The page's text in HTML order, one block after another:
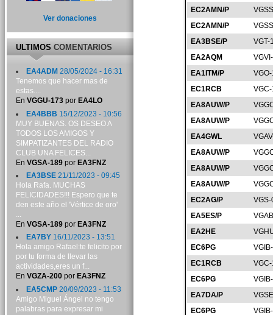
EC2AMN/P
EC2AMN/P
EA3BSE/P
VGT-
EA2AQM
EA1ITM/P
EC1RCB
EA8AUW/P
EA8AUW/P
EA4GWL
EA8AUW/P
EA8AUW/P
EA8AUW/P
EC2AG/P
EA5ES/P
EA2HE
EC6PG
EC1RCB
EC6PG
EA7DA/P
EC6PG
Ver donaciones
ULTIMOSCOMENTARIOS
EA4ADM 28/05/2024 - 16:31
Tenemos que hacer mas de
estas....
En VGGU-173por EA4LO
EA4BBB 15/12/2023 - 10:56
MUY BUENAS. OS DESEO A
TODOS LOS AMIGOS Y
SIMPATIZANTES DEL RADIO
CLUB UNA FELICES...
En VGSA-189por EA3FNZ
EA3BSE21/11/2023 - 09:45
Hola Rafa. MUCHAS
FELICIDADES!!! Espero que te
den este año el 'Vértice de oro'
...
En VGSA-189por EA3FNZ
EA7BY16/11/2023 - 13:51
Hola amigo Rafael:te felicito por
por tu forma de llevar las
actividades,eres un f...
En VGZA-200por EA3FNZ
EA5CMP20/09/2023 - 11:53
Amigo Miguel Ángel no tengo
palabras para expresar mi